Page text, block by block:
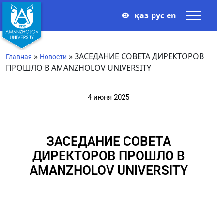
қаз рус en
Главная » Новости »ЗАСЕДАНИЕ СОВЕТА ДИРЕКТОРОВ
ПРОШЛО В AMANZHOLOV UNIVERSITY
4 июня 2025
ЗАСЕДАНИЕ СОВЕТА
ДИРЕКТОРОВ ПРОШЛО В
AMANZHOLOV UNIVERSITY